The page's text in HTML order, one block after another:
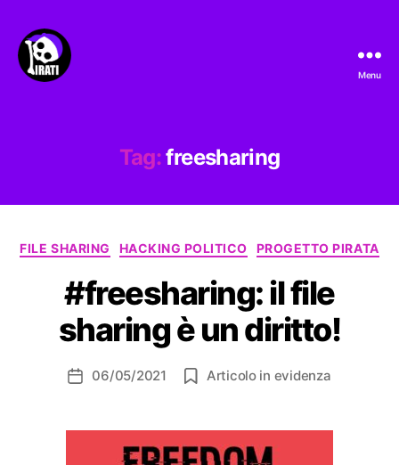
Menu
Tag:freesharing
Categorie
FILE SHARING HACKING POLITICO PROGETTO PIRATA
#freesharing: il file
sharing è un diritto!
Data06/05/2021 Articolo in evidenza